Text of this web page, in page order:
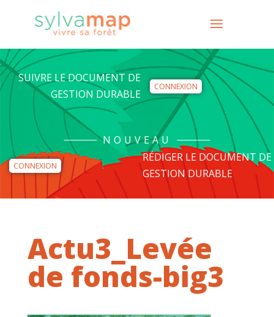
SUIVRE LE DOCUMENT DE
GESTION DURABLE
CONNEXION
NOUVEAU
CONNEXION
RÉDIGER LE DOCUMENT DE
GESTION DURABLE
Actu3_Levée
de fonds-big3